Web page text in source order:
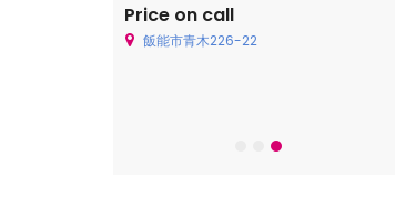
Price on call
飯能市青木226-22